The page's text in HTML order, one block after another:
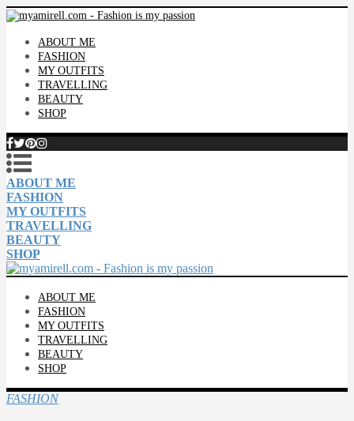
ABOUT ME
FASHION
MY OUTFITS
TRAVELLING
BEAUTY
SHOP
ABOUT ME
FASHION
MY OUTFITS
TRAVELLING
BEAUTY
SHOP
ABOUT ME
FASHION
MY OUTFITS
TRAVELLING
BEAUTY
SHOP
FASHION